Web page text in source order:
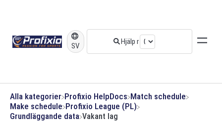
SV
Alla kategorier ​Profixio HelpDocs ​Match schedule
​Make schedule ​Profixio League (PL)
​Grundläggande data Vakant lag